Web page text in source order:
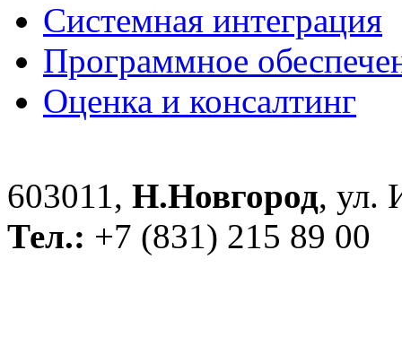
Системная интеграция
Программное
Оценка и консалтинг
603011, Н.Новгород, ул.
Тел.: +7 (831) 215 89 00